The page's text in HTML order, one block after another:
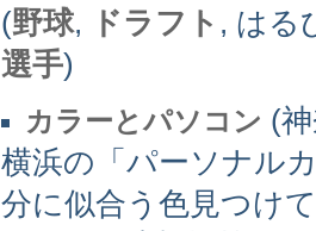
(野球, ドラフト , はる
選手)
カラーとパソコン (
横浜の「パーソナル
分に似合う色見つけ